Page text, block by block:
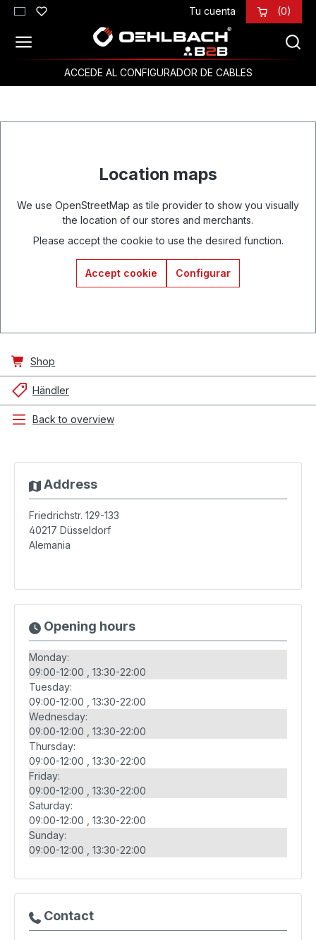
Saltar al contenido principal Tu cuenta (0)
ACCEDE AL CONFIGURADOR DE CABLES
Location maps
We use OpenStreetMap as tile provider to show you visually
the location of our stores and merchants.
Please accept the cookie to use the desired function.
Accept cookie Configurar
Shop
Händler
Back to overview
Address
Friedrichstr. 129-133
40217 Düsseldorf
Alemania
Opening hours
Monday:
09:00-12:00
13:30-22:00
Tuesday:
09:00-12:00
13:30-22:00
Wednesday:
09:00-12:00
13:30-22:00
Thursday:
09:00-12:00
13:30-22:00
Friday:
09:00-12:00
13:30-22:00
Saturday:
09:00-12:00
13:30-22:00
Sunday:
09:00-12:00
13:30-22:00
Contact